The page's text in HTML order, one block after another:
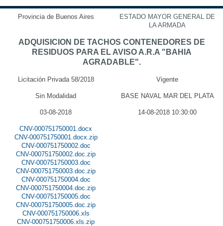
Provincia de Buenos Aires
ESTADO MAYOR GENERAL DE
LA ARMADA
ADQUISICION DE TACHOS CONTENEDORES DE
RESIDUOS PARA EL AVISO A.R.A "BAHIA
AGRADABLE".
Licitación Privada 58/2018 Vigente
Sin Modalidad BASE NAVAL MAR DEL PLATA
03-08-2018 14-08-2018 10:30:00
CNV-000751750001.docx
CNV-000751750001.docx.zip
CNV-000751750002.doc
CNV-000751750002.doc.zip
CNV-000751750003.doc
CNV-000751750003.doc.zip
CNV-000751750004.doc
CNV-000751750004.doc.zip
CNV-000751750005.doc
CNV-000751750005.doc.zip
CNV-000751750006.xls
CNV-000751750006.xls.zip